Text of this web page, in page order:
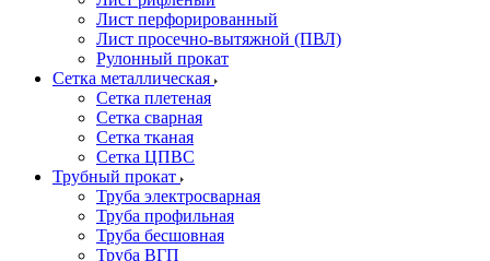
Лист перфорированный
Лист просечно-вытяжной (ПВЛ)
Рулонный прокат
Сетка металлическая
Сетка плетеная
Сетка сварная
Сетка тканая
Сетка ЦПВС
Трубный прокат
Труба электросварная
Труба профильная
Труба бесшовная
Труба ВГП